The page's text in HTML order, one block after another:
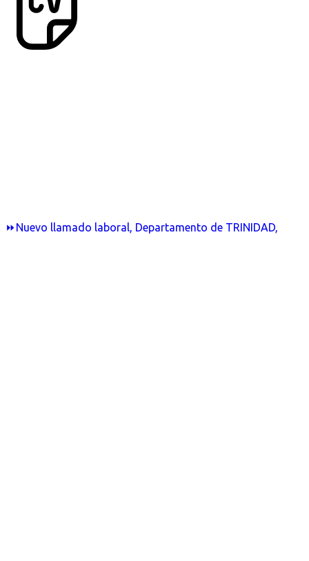
⏩Nuevo llamado laboral, Departamento de TRINIDAD,